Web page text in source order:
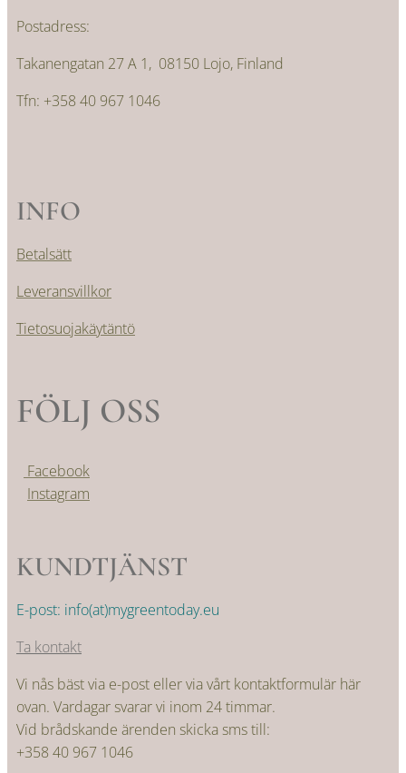
Postadress:
Takanengatan 27 A 1, 08150 Lojo, Finland
Tfn: +358 40 967 1046
INFO
Betalsätt
Leveransvillkor
Tietosuojakäytäntö
FÖLJ OSS
Facebook
Instagram
KUNDTJÄNST
E-post: info(at)mygreentoday.eu
Ta kontakt
Vi nås bäst via e-post eller via vårt kontaktformulär här
ovan. Vardagar svarar vi inom 24 timmar.
Vid brådskande ärenden skicka sms till:
+358 40 967 1046